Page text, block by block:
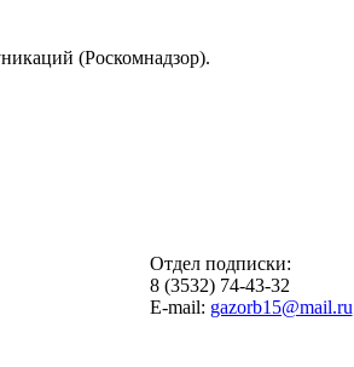
(Роскомнадзор).
Отдел подписки:
8 (3532) 74-43-32
E-mail: gazorb15@mail.ru